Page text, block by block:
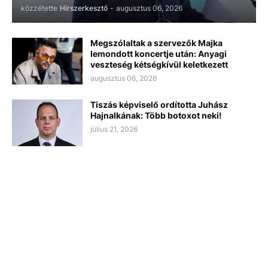
közzétette Hírszerkesztő - augusztus 06, 2026
Megszólaltak a szervezők Majka
lemondott koncertje után: Anyagi
veszteség kétségkívül keletkezett
augusztus 06, 2026
Tiszás képviselő ordította Juhász
Hajnalkának: Több botoxot neki!
július 21, 2026